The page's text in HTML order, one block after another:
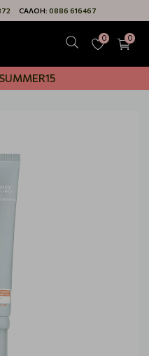
САЛОН: 0886 616467
0 0